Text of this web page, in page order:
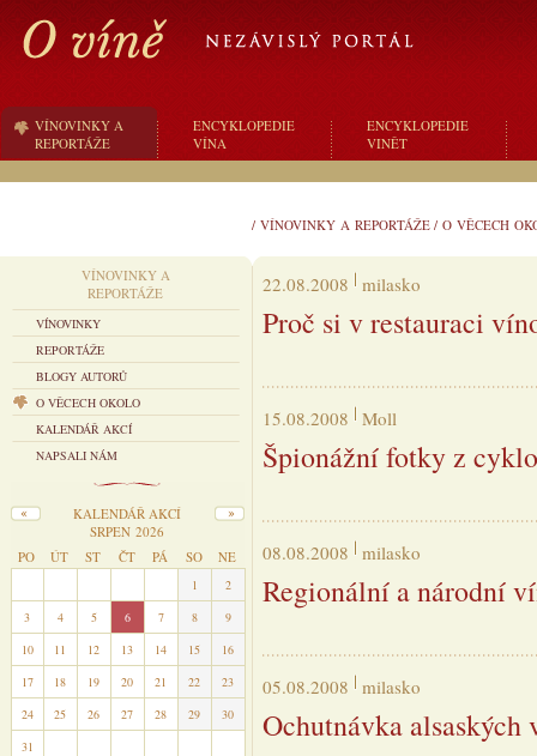
VÍNOVINKY A
REPORTÁŽE
ENCYKLOPEDIE
VÍNA
ENCYKLOPEDIE
VINĚT
/ VÍNOVINKY A REPORTÁŽE / O VĚCECH
VÍNOVINKY A
REPORTÁŽE
VÍNOVINKY
REPORTÁŽE
BLOGY AUTORŮ
O VĚCECH OKOLO
KALENDÁŘ AKCÍ
NAPSALI NÁM
KALENDÁŘ AKCÍ
SRPEN 2026
PO
ÚT ST ČT PÁ SO NE
1
2
3
4 5 6 7 8
9
10
11 12 13 14 15
16
17
18 19 20 21 22
23
24
25 26 27 28 29
30
31
22.08.2008 milasko
Proč si v restauraci
15.08.2008 Moll
Špionážní fotky z
08.08.2008 milasko
Regionální a národní
05.08.2008 milasko
Ochutnávka alsaských